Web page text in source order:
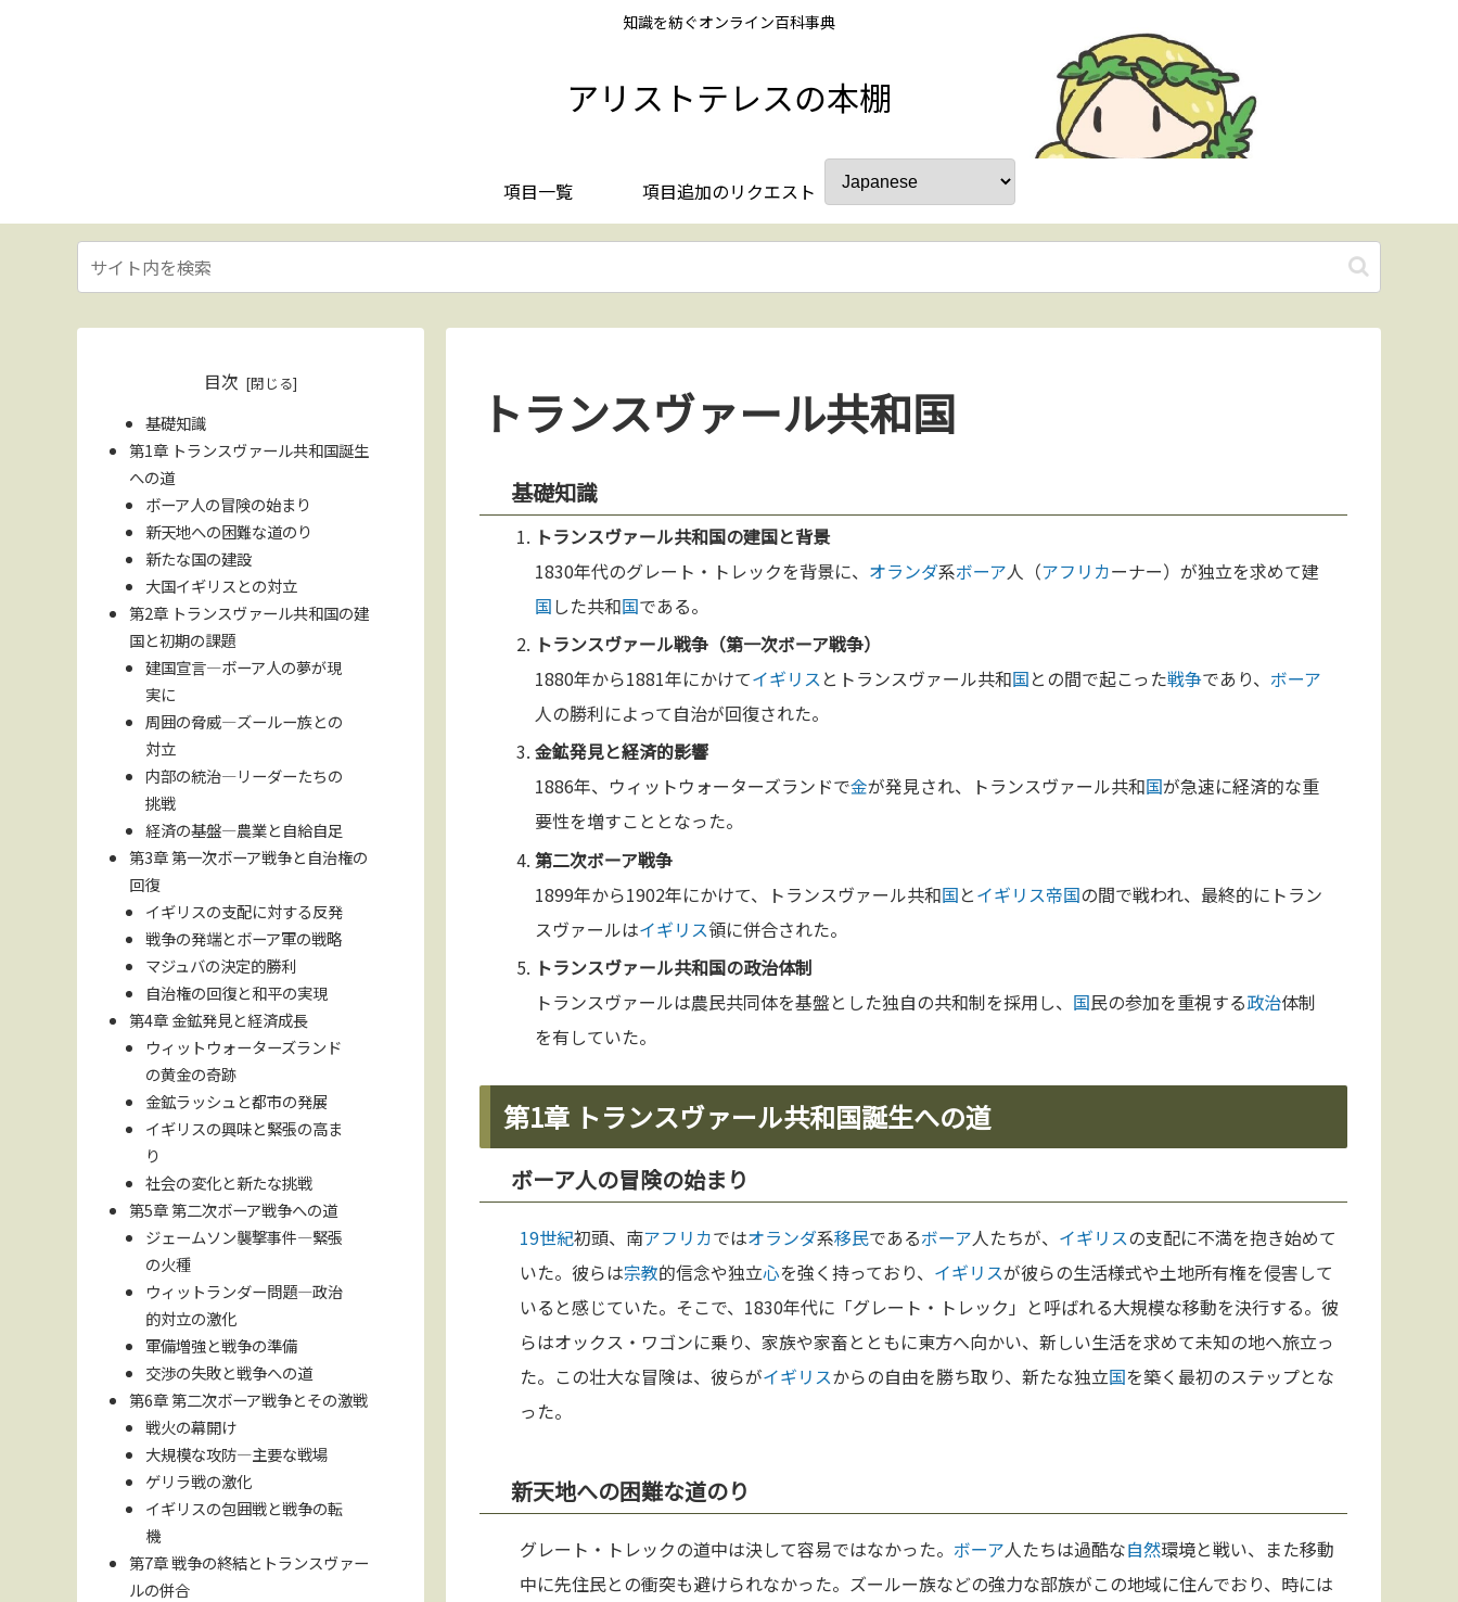
知識を紡ぐオンライン百科事典
アリストテレスの本棚
項目一覧 項目追加のリクエスト
トランスヴァール共和国
基礎知識
トランスヴァール共和国の建国と背景
1830年代のグレート・トレックを背景に、 オランダ系ボーア人（アフリカーナー）が独立を求めて建
国した共和国である。
トランスヴァール戦争 （第一次ボーア戦争）
1880年から1881年にかけてイギリスとトランスヴァール共和国との間で起こった戦争であり、 ボーア
人の勝利によって自治が回復された。
金鉱発見と経済的影響
1886年、ウィットウォーターズランドで金が発見され、トランスヴァール共和国が急速に経済的な重
要性を増すこととなった。
第二次ボーア戦争
1899年から1902年にかけて、トランスヴァール共和国とイギリス帝国の間で戦われ、最終的にトラン
スヴァールはイギリス領に併合された。
トランスヴァール共和国の政治体制
トランスヴァールは農民共同体を基盤とした独自の共和制を採用し、 国民の参加を重視する政治体制
を有していた。
第1章 トランスヴァール共和国誕生への道
ボーア人の冒険の始まり
19世紀初頭、南アフリカではオランダ系移民であるボーア人たちが、 イギリスの支配に不満を抱き始めて
いた。彼らは宗教的信念や独立心を強く持っており、 イギリスが彼らの生活様式や土地所有権を侵害して
いると感じていた。そこで、1830年代に「グレート・トレック」と呼ばれる大規模な移動を決行する。彼
らはオックス・ワゴンに乗り、家族や家畜とともに東方へ向かい、新しい生活を求めて未知の地へ旅立っ
た。この壮大な冒険は、彼らがイギリスからの自由を勝ち取り、新たな独立国を築く最初のステップとな
った。
新天地への困難な道のり
グレート・トレックの道中は決して容易ではなかった。 ボーア人たちは過酷な自然環境と戦い、また移動
中に先住民との衝突も避けられなかった。ズールー族などの強力な部族がこの地域に住んでおり、時には
目次
基礎知識
第1章 トランスヴァール共和国誕生
への道
ボーア人の冒険の始まり
新天地への困難な道のり
新たな国の建設
大国イギリスとの対立
第2章 トランスヴァール共和国の建
国と初期の課題
建国宣言—ボーア人の夢が現
実に
周囲の脅威—ズールー族との
対立
内部の統治—リーダーたちの
挑戦
経済の基盤—農業と自給自足
第3章 第一次ボーア戦争と自治権の
回復
イギリスの支配に対する反発
戦争の発端とボーア軍の戦略
マジュバの決定的勝利
自治権の回復と和平の実現
第4章 金鉱発見と経済成長
ウィットウォーターズランド
の黄金の奇跡
金鉱ラッシュと都市の発展
イギリスの興味と緊張の高ま
り
社会の変化と新たな挑戦
第5章 第二次ボーア戦争への道
ジェームソン襲撃事件—緊張
の火種
ウィットランダー問題—政治
的対立の激化
軍備増強と戦争の準備
交渉の失敗と戦争への道
第6章 第二次ボーア戦争とその激戦
戦火の幕開け
大規模な攻防—主要な戦場
ゲリラ戦の激化
イギリスの包囲戦と戦争の転
機
第7章 戦争の終結とトランスヴァー
ルの併合